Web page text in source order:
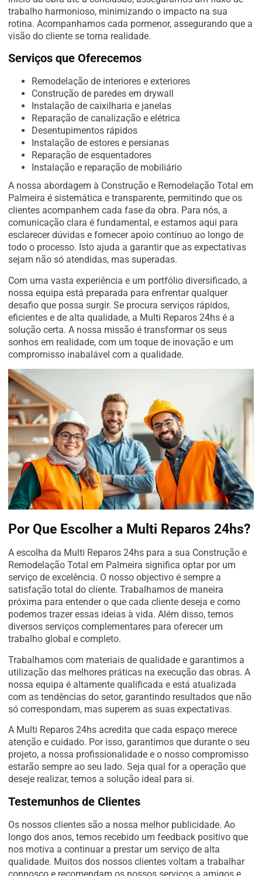
trabalho harmonioso, minimizando o impacto na sua
rotina. Acompanhamos cada pormenor, assegurando que a
visão do cliente se torna realidade.
Serviços que Oferecemos
Remodelação de interiores e exteriores
Construção de paredes em drywall
Instalação de caixilharia e janelas
Reparação de canalização e elétrica
Desentupimentos rápidos
Instalação de estores e persianas
Reparação de esquentadores
Instalação e reparação de mobiliário
A nossa abordagem à Construção e Remodelação Total em
Palmeira é sistemática e transparente, permitindo que os
clientes acompanhem cada fase da obra. Para nós, a
comunicação clara é fundamental, e estamos aqui para
esclarecer dúvidas e fornecer apoio contínuo ao longo de
todo o processo. Isto ajuda a garantir que as expectativas
sejam não só atendidas, mas superadas.
Com uma vasta experiência e um portfólio diversificado, a
nossa equipa está preparada para enfrentar qualquer
desafio que possa surgir. Se procura serviços rápidos,
eficientes e de alta qualidade, a Multi Reparos 24hs é a
solução certa. A nossa missão é transformar os seus
sonhos em realidade, com um toque de inovação e um
compromisso inabalável com a qualidade.
Por Que Escolher a Multi Reparos 24hs?
A escolha da Multi Reparos 24hs para a sua Construção e
Remodelação Total em Palmeira significa optar por um
serviço de excelência. O nosso objectivo é sempre a
satisfação total do cliente. Trabalhamos de maneira
próxima para entender o que cada cliente deseja e como
podemos trazer essas ideias à vida. Além disso, temos
diversos serviços complementares para oferecer um
trabalho global e completo.
Trabalhamos com materiais de qualidade e garantimos a
utilização das melhores práticas na execução das obras. A
nossa equipa é altamente qualificada e está atualizada
com as tendências do setor, garantindo resultados que não
só correspondam, mas superem as suas expectativas.
A Multi Reparos 24hs acredita que cada espaço merece
atenção e cuidado. Por isso, garantimos que durante o seu
projeto, a nossa profissionalidade e o nosso compromisso
estarão sempre ao seu lado. Seja qual for a operação que
deseje realizar, temos a solução ideal para si.
Testemunhos de Clientes
Os nossos clientes são a nossa melhor publicidade. Ao
longo dos anos, temos recebido um feedback positivo que
nos motiva a continuar a prestar um serviço de alta
qualidade. Muitos dos nossos clientes voltam a trabalhar
connosco e recomendam os nossos serviços a amigos e